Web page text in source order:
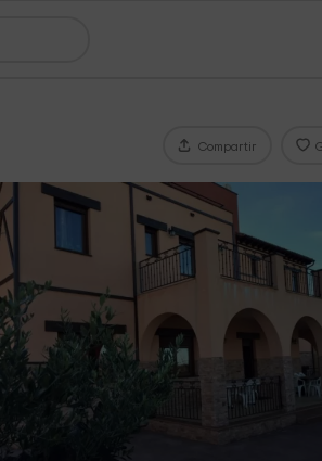
Compartir